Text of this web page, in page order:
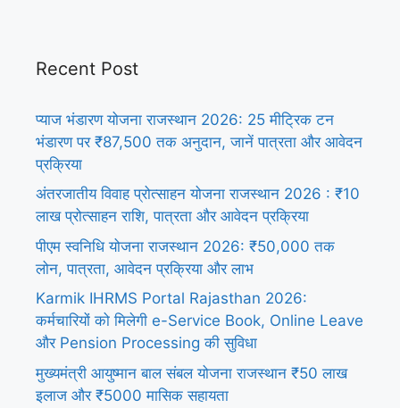
Recent Post
प्याज भंडारण योजना राजस्थान 2026: 25 मीट्रिक टन
भंडारण पर ₹87,500 तक अनुदान, जानें पात्रता और आवेदन
प्रक्रिया
अंतरजातीय विवाह प्रोत्साहन योजना राजस्थान 2026 : ₹10
लाख प्रोत्साहन राशि, पात्रता और आवेदन प्रक्रिया
पीएम स्वनिधि योजना राजस्थान 2026: ₹50,000 तक
लोन, पात्रता, आवेदन प्रक्रिया और लाभ
Karmik IHRMS Portal Rajasthan 2026:
कर्मचारियों को मिलेगी e-Service Book, Online Leave
और Pension Processing की सुविधा
मुख्यमंत्री आयुष्मान बाल संबल योजना राजस्थान ₹50 लाख
इलाज और ₹5000 मासिक सहायता